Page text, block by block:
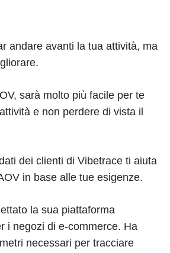
andare avanti la tua attività, ma
sarà molto più facile per te
e non perdere di vista il
dei clienti di Vibetrace ti aiuta
in base alle tue esigenze.
la sua piattaforma
i negozi di e-commerce. Ha
necessari per tracciare